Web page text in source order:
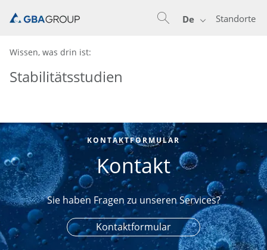
Standorte
De
Wissen, was drin ist:
Stabilitätsstudien
KONTAKTFORMULAR
Kontakt
Sie haben Fragen zu unseren Services?
Kontaktformular